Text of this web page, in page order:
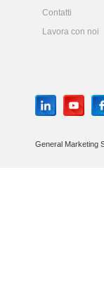
Contatti
Lavora con noi
General Marketing